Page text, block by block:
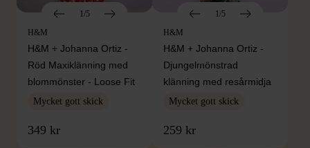
1/5
H&M
H&M + Johanna Ortiz -
Röd Maxiklänning med
blommönster - Loose Fit
Mycket gott skick
349 kr
1/5
H&M
H&M + Johanna Ortiz -
Djungelmönstrad
klänning med resårmidja
Mycket gott skick
259 kr